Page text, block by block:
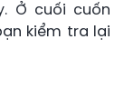
Ở cuối cuốn
kiểm tra lại